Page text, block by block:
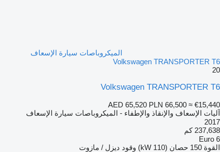
الميكروباصات سيارة الإسعاف
Volkswagen TRANSPORTER T6
20
Volkswagen TRANSPORTER T6
AED 65,520 PLN 66,500 ≈ €15,440
آليات الإسعاف والإنقاذ والإطفاء - الميكروباصات سيارة الإسعاف
2017
237,638 كم
Euro 6
القوة 150 حصان (110 kW) وقود ديزل / مازوت